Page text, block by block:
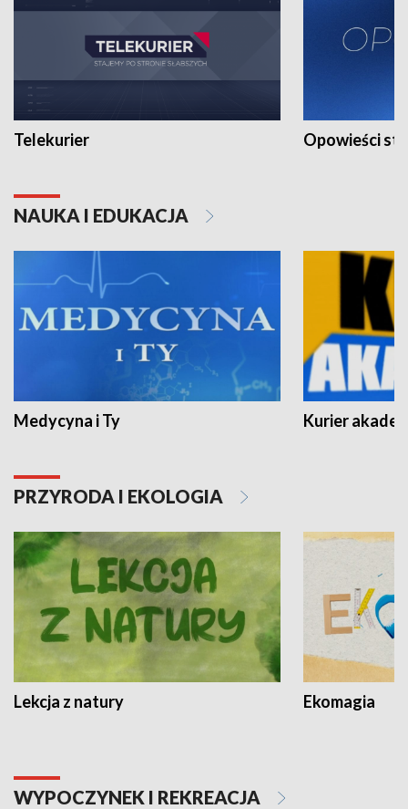
Telekurier Opowieści
NAUKA I EDUKACJA
Medycyna i Ty Kurier
PRZYRODA I EKOLOGIA
Lekcja z natury Ekomagia
WYPOCZYNEK I REKREACJA